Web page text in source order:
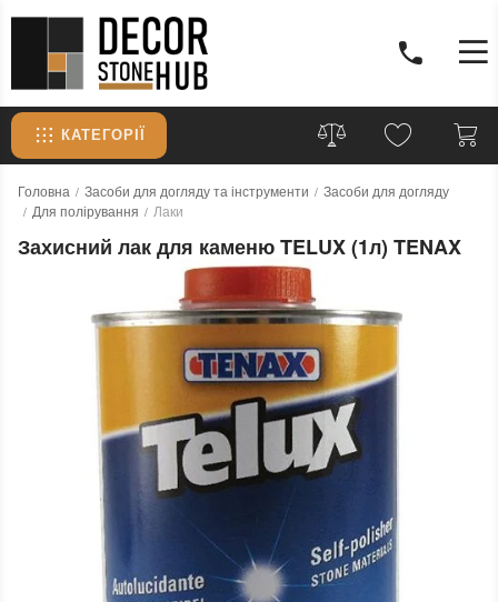
КАТЕГОРІЇ
Головна Засоби для догляду та інструменти
Засоби для догляду
Для полірування
Лаки
Захисний лак для каменю TELUX (1л) TENAX